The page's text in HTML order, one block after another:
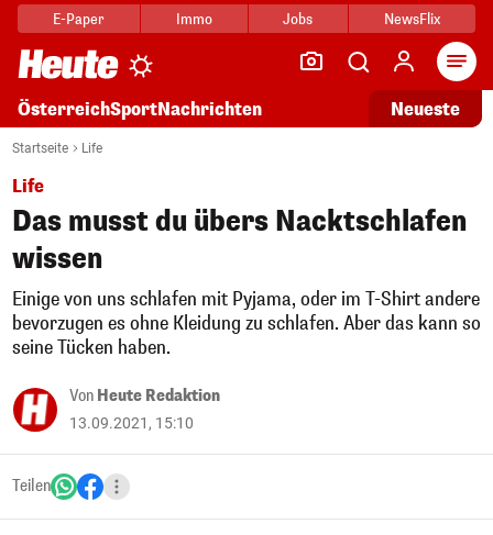
E-Paper Immo Jobs NewsFlix
ÖsterreichSportNachrichten Neueste
Startseite Life
Life
Das musst du übers Nacktschlafen
wissen
Einige von uns schlafen mit Pyjama, oder im T-Shirt andere
bevorzugen es ohne Kleidung zu schlafen. Aber das kann so
seine Tücken haben.
Von Heute Redaktion
13.09.2021, 15:10
Teilen